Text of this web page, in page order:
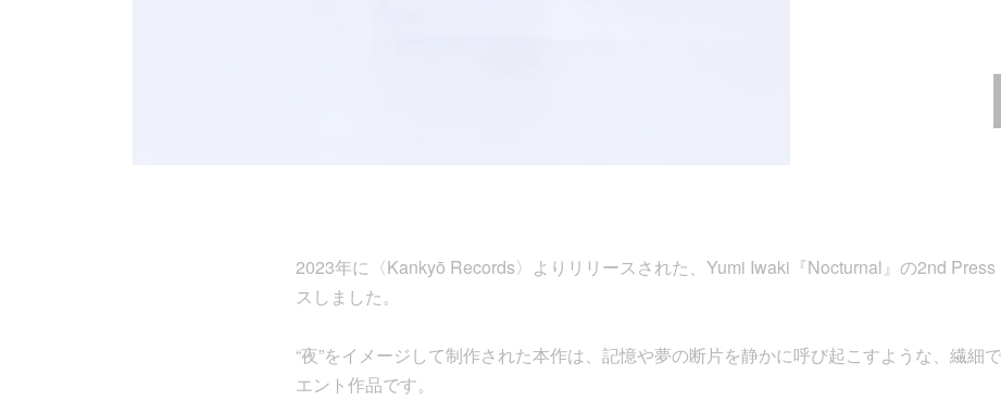
2023年に〈Kankyō Records〉よりリリースされた、Yumi Iwaki『Nocturnal』の2nd
スしました。
“夜”をイメージして制作された本作は、記憶や夢の断片を静かに呼び起こすような、繊細
エント作品です。